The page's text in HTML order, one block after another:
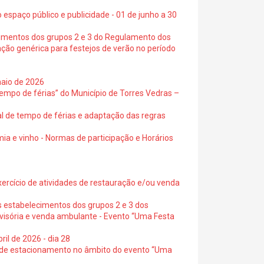
público e publicidade - 01 de junho a 30
dos grupos 2 e 3 do Regulamento dos
genérica para festejos de verão no período
de 2026
de férias” do Município de Torres Vedras –
de tempo de férias e adaptação das regras
e vinho - Normas de participação e Horários
de atividades de restauração e/ou venda
dos grupos 2 e 3 dos
e venda ambulante - Evento “Uma Festa
de 2026 - dia 28
estacionamento no âmbito do evento “Uma